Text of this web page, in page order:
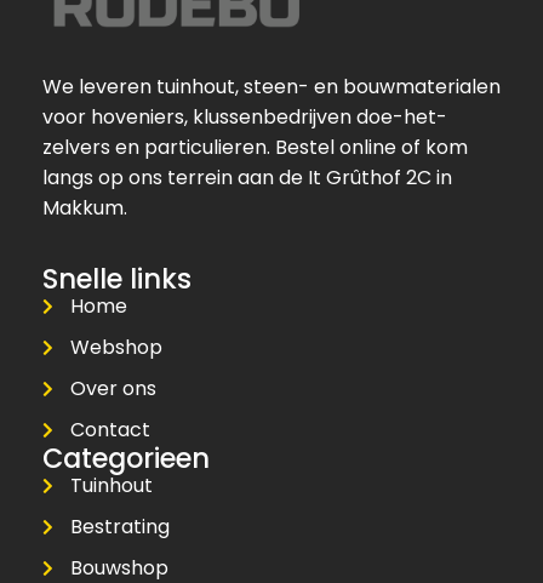
We leveren tuinhout, steen- en bouwmaterialen
voor hoveniers, klussenbedrijven doe-het-
zelvers en particulieren. Bestel online of kom
langs op ons terrein aan de It Grûthof 2C in
Makkum.
Snelle links
Home
Webshop
Over ons
Contact
Categorieen
Tuinhout
Bestrating
Bouwshop